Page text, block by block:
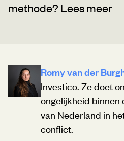
methode? Lees meer
Romy van der
Investico. Ze doet
ongelijkheid binnen
van Nederland in
conflict.